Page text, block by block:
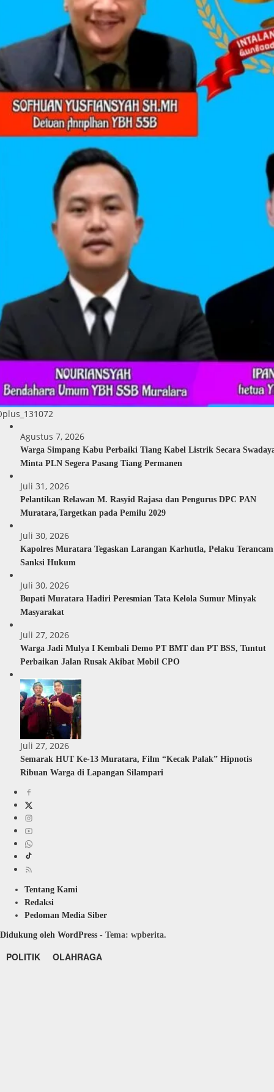
Agustus 7, 2026
Warga Simpang Kabu Perbaiki Tiang Kabel Listrik Secara
Minta PLN Segera Pasang Tiang Permanen
Juli 31, 2026
Pelantikan Relawan M. Rasyid Rajasa dan Pengurus DPC PAN
Muratara,Targetkan pada Pemilu 2029
Juli 30, 2026
Kapolres Muratara Tegaskan Larangan Karhutla, Pelaku Terancam
Sanksi Hukum
Juli 30, 2026
Bupati Muratara Hadiri Peresmian Tata Kelola Sumur Minyak
Masyarakat
Juli 27, 2026
Warga Jadi Mulya I Kembali Demo PT BMT dan PT BSS, Tuntut
Perbaikan Jalan Rusak Akibat Mobil CPO
Juli 27, 2026
Semarak HUT Ke-13 Muratara, Film “Kecak Palak” Hipnotis
Ribuan Warga di Lapangan Silampari
Tentang Kami
Redaksi
Pedoman Media Siber
Didukung oleh WordPress - Tema: wpberita.
POLITIK OLAHRAGA